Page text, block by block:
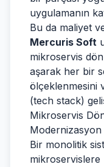
uygulamanın
Bu da maliyet
Mercuris Soft
mikroservis
aşarak her bir
ölçeklenmesini
(tech stack)
Mikroservis
Modernizasyon
Bir monolitik
mikroservislere